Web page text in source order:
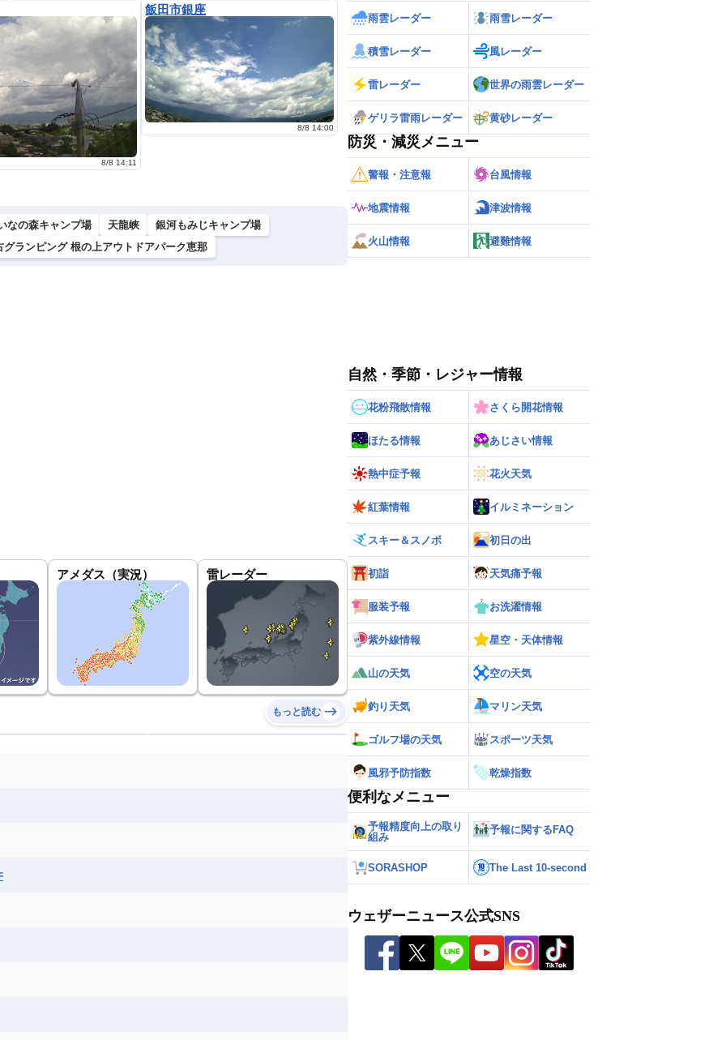
8/8 14:11
飯田市銀座
8/8 14:00
なの森キャンプ場 天龍峡
銀河もみじキャンプ場
グランピング 根の上アウトドアパーク恵那
アメダス（実況） 雷レーダー
もっと読む
雨雲レーダー 雨雪レーダー
積雪レーダー 風レーダー
雷レーダー 世界の雨雲レーダー
ゲリラ雷雨レーダー 黄砂レーダー
防災・減災メニュー
警報・注意報 台風情報
地震情報 津波情報
火山情報 避難情報
自然・季節・レジャー情報
花粉飛散情報 さくら開花情報
ほたる情報 あじさい情報
熱中症予報 花火天気
紅葉情報 イルミネーション
スキー＆スノボ 初日の出
初詣 天気痛予報
服装予報 お洗濯情報
紫外線情報 星空・天体情報
山の天気 空の天気
釣り天気 マリン天気
ゴルフ場の天気 スポーツ天気
風邪予防指数 乾燥指数
便利なメニュー
予報精度向上の取り
組み
予報に関するFAQ
SORASHOP The Last 10-second
ウェザーニュース公式SNS